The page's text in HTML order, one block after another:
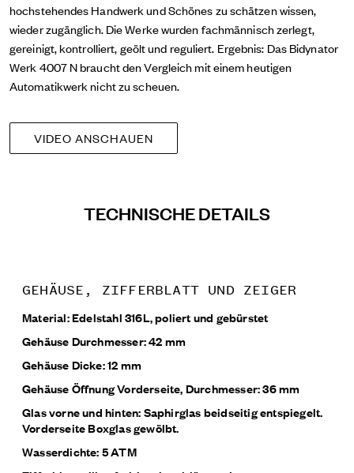
hochstehendes Handwerk und Schönes zu schätzen wissen,
wieder zugänglich. Die Werke wurden fachmännisch zerlegt,
gereinigt, kontrolliert, geölt und reguliert. Ergebnis: Das Bidynator
Werk 4007 N braucht den Vergleich mit einem heutigen
Automatikwerk nicht zu scheuen.
VIDEO ANSCHAUEN
TECHNISCHE DETAILS
GEHÄUSE, ZIFFERBLATT UND ZEIGER
Material: Edelstahl 316L, poliert und gebürstet
Gehäuse Durchmesser: 42 mm
Gehäuse Dicke: 12 mm
Gehäuse Öffnung Vorderseite, Durchmesser: 36 mm
Glas vorne und hinten: Saphirglas beidseitig entspiegelt.
Vorderseite Boxglas gewölbt.
Wasserdichte: 5 ATM